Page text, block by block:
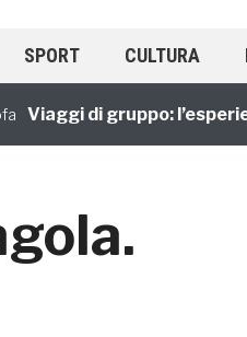
SPORT CULTURA
di gruppo: l’esperienza